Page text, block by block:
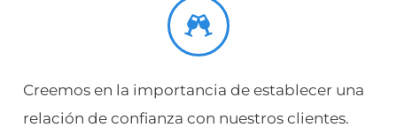
Creemos en la importancia de establecer una
relación de confianza con nuestros clientes.